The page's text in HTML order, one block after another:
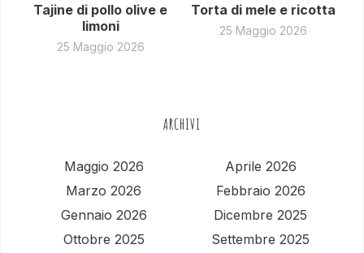
Tajine di pollo olive e
limoni
25 Maggio 2026
Torta di mele e ricotta
25 Maggio 2026
ARCHIVI
Maggio 2026
Aprile 2026
Marzo 2026
Febbraio 2026
Gennaio 2026
Dicembre 2025
Ottobre 2025
Settembre 2025